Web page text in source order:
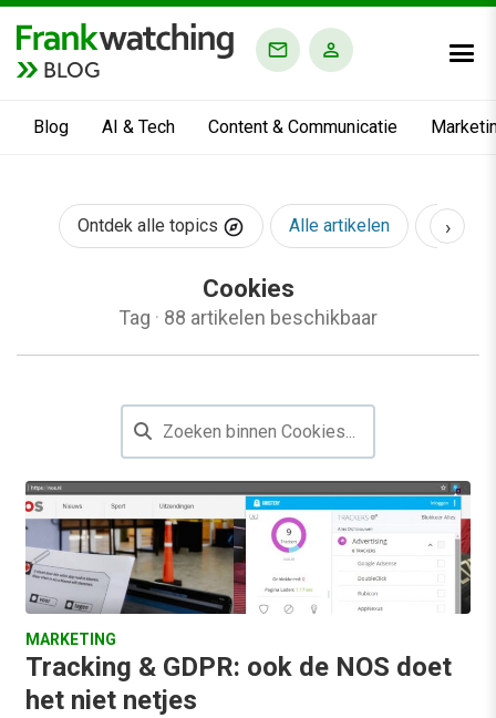
BLOG
Blog AI & Tech Content & Communicatie
Ontdek alle topics Alle artikelen AI &
›
Cookies
Tag · 88 artikelen beschikbaar
MARKETING
Tracking & GDPR: ook de NOS doet
het niet netjes